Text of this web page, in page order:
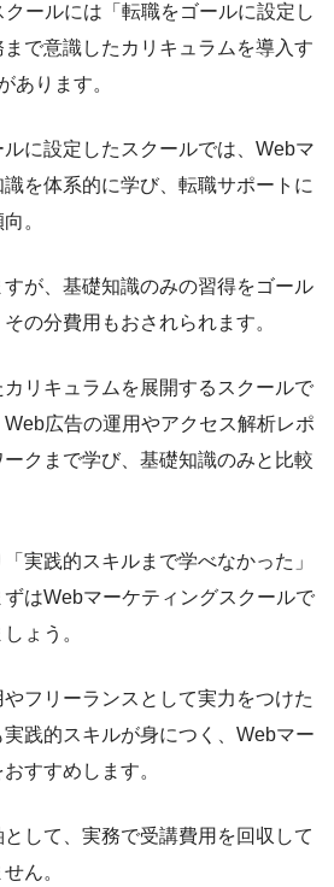
ールには「転職をゴールに設定し
で意識したカリキュラムを導入す
あります。
に設定したスクールでは、Webマ
を体系的に学び、転職サポートに
。
が、基礎知識のみの習得をゴール
の分費用もおされられます。
リキュラムを展開するスクールで
広告の運用やアクセス解析レポ
クまで学び、基礎知識のみと比較
実践的スキルまで学べなかった」
はWebマーケティングスクールで
ょう。
フリーランスとして実力をつけた
践的スキルが身につく、Webマー
すすめします。
して、実務で受講費用を回収して
ん。